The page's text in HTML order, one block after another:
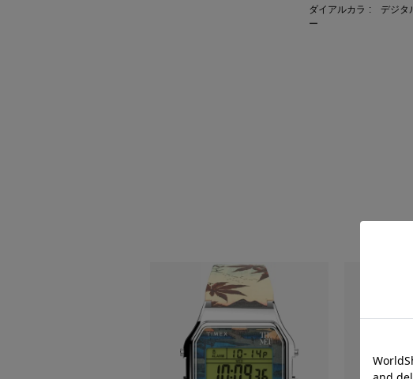
ダイアルカラ
ー
: デジタ